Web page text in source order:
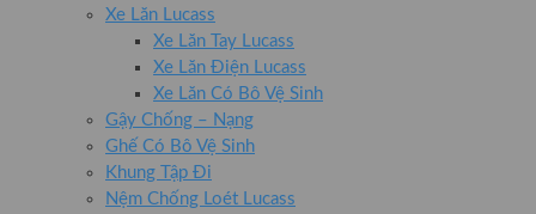
Xe Lăn Lucass
Xe Lăn Tay Lucass
Xe Lăn Điện Lucass
Xe Lăn Có Bô Vệ Sinh
Gậy Chống – Nạng
Ghế Có Bô Vệ Sinh
Khung Tập Đi
Nệm Chống Loét Lucass